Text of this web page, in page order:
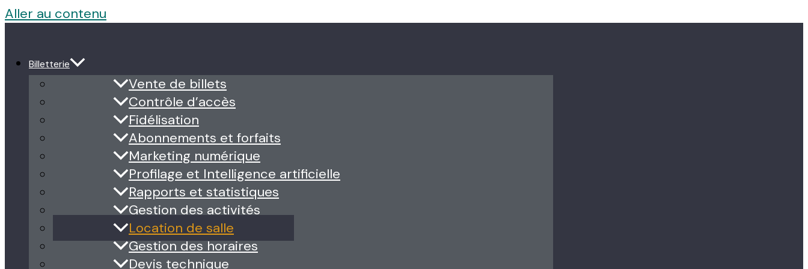
Aller au contenu
Billetterie
Vente de billets
Contrôle d’accès
Fidélisation
Abonnements et forfaits
Marketing numérique
Profilage et Intelligence artificielle
Rapports et statistiques
Gestion des activités
Location de salle
Gestion des horaires
Devis technique